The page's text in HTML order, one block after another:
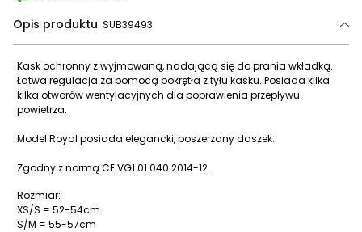
Opis produktu SUB39493
Kask ochronny z wyjmowaną, nadającą się do prania wkładką.
Łatwa regulacja za pomocą pokrętła z tyłu kasku. Posiada kilka
kilka otworów wentylacyjnych dla poprawienia przepływu
powietrza.
Model Royal posiada elegancki, poszerzany daszek.
Zgodny z normą CE VG1 01.040 2014-12.
Rozmiar:
XS/S = 52-54cm
S/M = 55-57cm